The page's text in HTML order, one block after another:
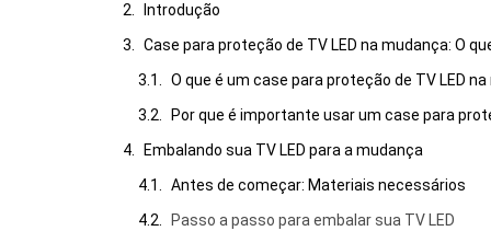
Introdução
Case para proteção de TV LED na mudança: O
O que é um case para proteção de TV LED
Por que é importante usar um case para
Embalando sua TV LED para a mudança
Antes de começar: Materiais necessários
Passo a passo para embalar sua TV LED